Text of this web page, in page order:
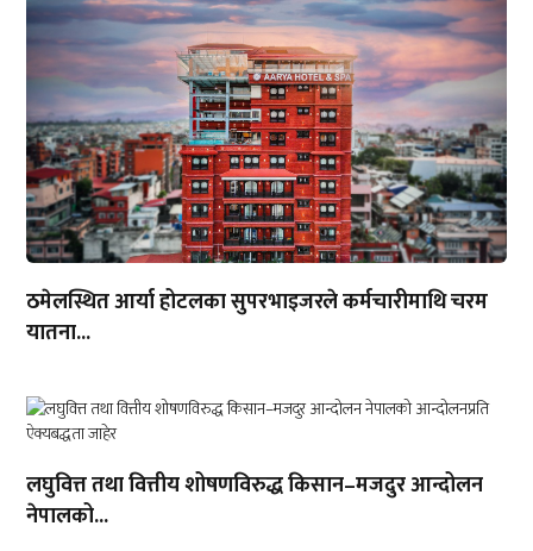
ठमेलस्थित आर्या होटलका सुपरभाइजरले कर्मचारीमाथि चरम
यातना...
लघुवित्त तथा वित्तीय शोषणविरुद्ध किसान–मजदुर आन्दोलन
नेपालको...